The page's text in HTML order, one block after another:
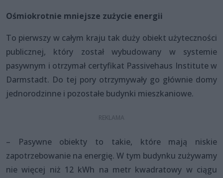
Ośmiokrotnie mniejsze zużycie energii
To pierwszy w całym kraju tak duży obiekt użyteczności
publicznej, który został wybudowany w systemie
pasywnym i otrzymał certyfikat Passivehaus Institute w
Darmstadt. Do tej pory otrzymywały go głównie domy
jednorodzinne i pozostałe budynki mieszkaniowe.
– Pasywne obiekty to takie, które mają niskie
zapotrzebowanie na energię. W tym budynku zużywamy
nie więcej niż 12 kWh na metr kwadratowy w ciągu